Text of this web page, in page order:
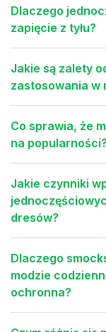
Dlaczego
zapięcie z tyłu?
Jakie są zalety
zastosowania w
Co sprawia, że
na popularności?
Jakie czynniki
dresów?
Dlaczego
modzie
ochronna?